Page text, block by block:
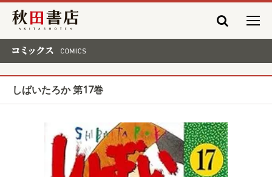
秋田書店
しばいたろか 第17巻